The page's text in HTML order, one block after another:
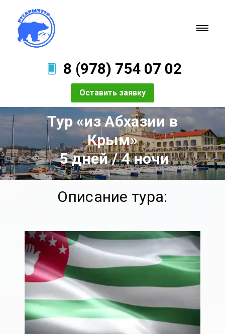
8 (978) 754 07 02
Оставить заявку
Тур «из Абхазии в
Крым»
5 дней / 4 ночи
Описание тура: